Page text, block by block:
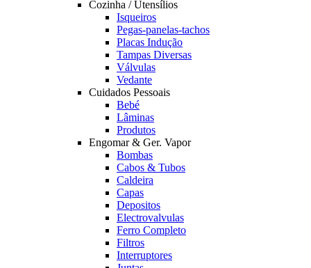
Cozinha / Utensílios
Isqueiros
Pegas-panelas-tachos
Placas Indução
Tampas Diversas
Válvulas
Vedante
Cuidados Pessoais
Bebé
Lâminas
Produtos
Engomar & Ger. Vapor
Bombas
Cabos & Tubos
Caldeira
Capas
Depositos
Electrovalvulas
Ferro Completo
Filtros
Interruptores